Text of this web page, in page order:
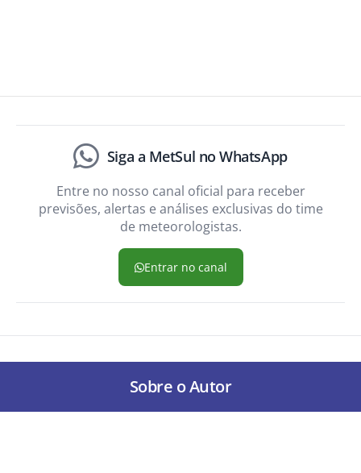
Siga a MetSul no WhatsApp
Entre no nosso canal oficial para receber
previsões, alertas e análises exclusivas do time
de meteorologistas.
Entrar no canal
Sobre o Autor